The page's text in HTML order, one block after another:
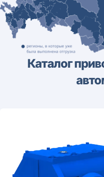
Каталог